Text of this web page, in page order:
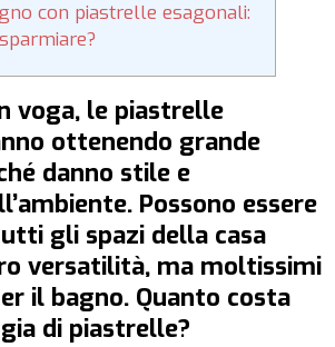
con piastrelle esagonali:
voga, le piastrelle
ottenendo grande
danno stile e
Possono essere
gli spazi della casa
versatilità, ma moltissimi
il bagno. Quanto costa
di piastrelle?